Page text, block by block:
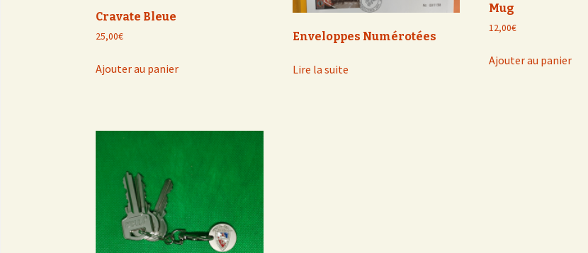
Cravate Bleue
25,00€
Ajouter au panier
Enveloppes Numérotées
Lire la suite
Mug
12,00€
Ajouter au panier